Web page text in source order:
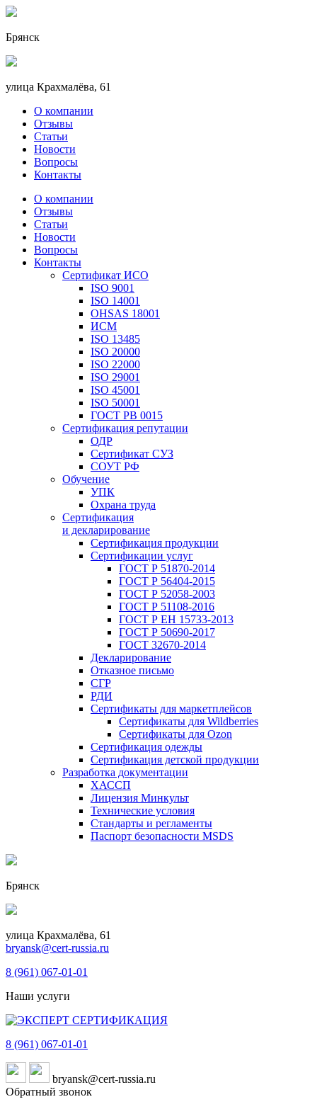
Брянск
улица Крахмалёва, 61
О компании
Отзывы
Статьи
Новости
Вопросы
Контакты
О компании
Отзывы
Статьи
Новости
Вопросы
Контакты
Сертификат ИСО
ISO 9001
ISO 14001
OHSAS 18001
ИСМ
ISO 13485
ISO 20000
ISO 22000
ISO 29001
ISO 45001
ISO 50001
ГОСТ РВ 0015
Сертификация репутации
ОДР
Сертификат СУЗ
СОУТ РФ
Обучение
УПК
Охрана труда
Сертификация
и декларирование
Сертификация продукции
Сертификации услуг
ГОСТ Р 51870-2014
ГОСТ Р 56404-2015
ГОСТ Р 52058-2003
ГОСТ Р 51108-2016
ГОСТ Р ЕН 15733-2013
ГОСТ Р 50690-2017
ГОСТ 32670-2014
Декларирование
Отказное письмо
СГР
РДИ
Сертификаты для маркетплейсов
Сертификаты для Wildberries
Сертификаты для Ozon
Сертификация одежды
Сертификация детской продукции
Разработка документации
ХАССП
Лицензия Минкульт
Технические условия
Стандарты и регламенты
Паспорт безопасности MSDS
Брянск
улица Крахмалёва, 61
bryansk@cert-russia.ru
8 (961) 067-01-01
Наши услуги
8 (961) 067-01-01
bryansk@cert-russia.ru
Обратный звонок